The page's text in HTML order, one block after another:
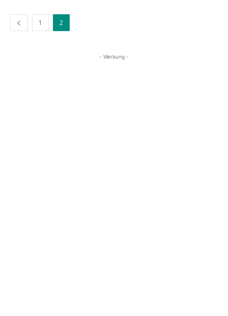
1 2
- Werbung -